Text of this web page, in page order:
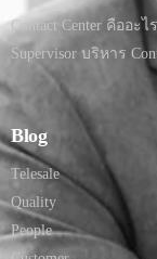
Contact Center คืออะไ
Supervisor บริหาร
Blog
Telesale
Quality
People